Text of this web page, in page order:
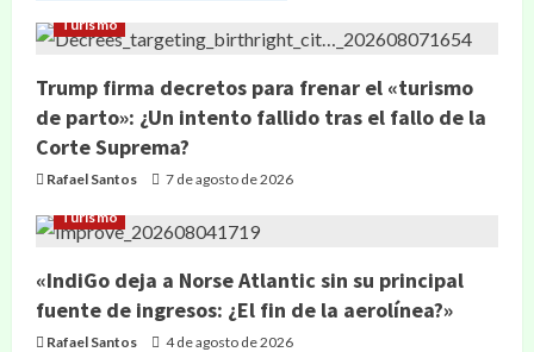
Turismo
Trump firma decretos para frenar el «turismo
de parto»: ¿Un intento fallido tras el fallo de la
Corte Suprema?
Rafael Santos 7 de agosto de 2026
Turismo
«IndiGo deja a Norse Atlantic sin su principal
fuente de ingresos: ¿El fin de la aerolínea?»
Rafael Santos 4 de agosto de 2026